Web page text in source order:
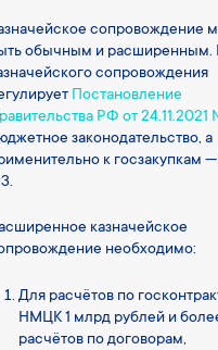
сопровождение
обычным и расширенным.
сопровождения
Постановление
РФ от
законодательство, а
к госзакупкам
казначейское
необходимо:
Для расчётов по
НМЦК 1 млрд рублей и
расчётов по договорам,